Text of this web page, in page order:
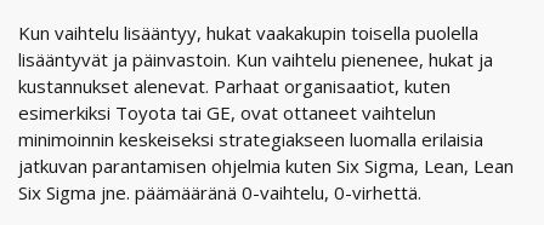
Kun vaihtelu lisääntyy, hukat vaakakupin toisella puolella
lisääntyvät ja päinvastoin. Kun vaihtelu pienenee, hukat ja
kustannukset alenevat. Parhaat organisaatiot, kuten
esimerkiksi Toyota tai GE, ovat ottaneet vaihtelun
minimoinnin keskeiseksi strategiakseen luomalla erilaisia
jatkuvan parantamisen ohjelmia kuten Six Sigma, Lean, Lean
Six Sigma jne. päämääränä 0-vaihtelu, 0-virhettä.